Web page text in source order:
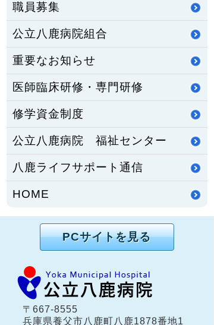
職員募集
公立八鹿病院組合
重要なお知らせ
医師臨床研修・専門研修
修学資金制度
公立八鹿病院 福祉センター
八鹿ライフサポート通信
HOME
PCサイトを見る
〒667-8555
兵庫県養父市八鹿町八鹿1878番地1